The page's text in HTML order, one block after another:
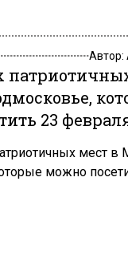
Автор:
23